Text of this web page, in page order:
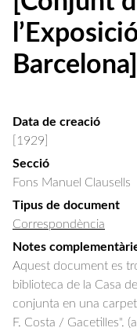
Barcelona]
Data de creació
[1929]
Secció
Fons Manuel Clausells
Tipus de document
Correspondència
Notes
Aquest document es
biblioteca de la Casa
conjunta en una
F. Costa / Gacetilles".